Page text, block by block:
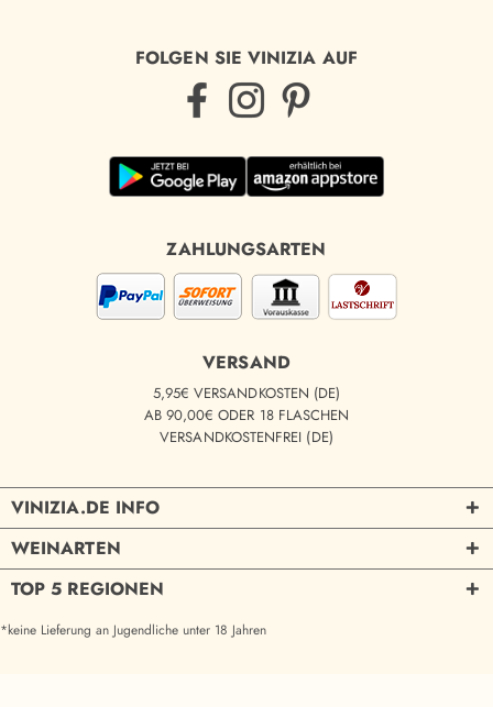
FOLGEN SIE VINIZIA AUF
ZAHLUNGSARTEN
VERSAND
5,95€ VERSANDKOSTEN (DE)
AB 90,00€ ODER 18 FLASCHEN
VERSANDKOSTENFREI (DE)
VINIZIA.DE INFO
WEINARTEN
TOP 5 REGIONEN
*keine Lieferung an Jugendliche unter 18 Jahren